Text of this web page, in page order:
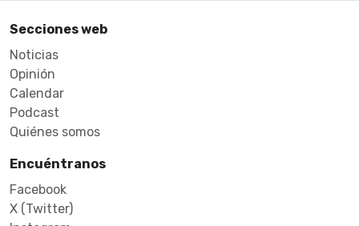
Secciones web
Noticias
Opinión
Calendar
Podcast
Quiénes somos
Encuéntranos
Facebook
X (Twitter)